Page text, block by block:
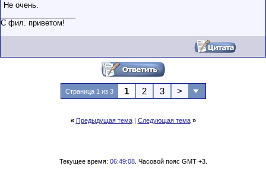
Не очень.
С фил. приветом!
Страница 1 из 3 1 2 3 >
« Предыдущая тема| Следующая тема »
Текущее время: 06:49:08. Часовой пояс GMT +3.